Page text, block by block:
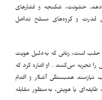
خشونت، شکنجه و فشارهای
قدرت و گروه‌های مسلح تداخل
حلب است، زنانی که به‌دلیل هویت
تجربه می‌کنند . او اشاره کرد که
همبستگی آشکار و اقدام
یا هویتی، به‌منظور مقابله